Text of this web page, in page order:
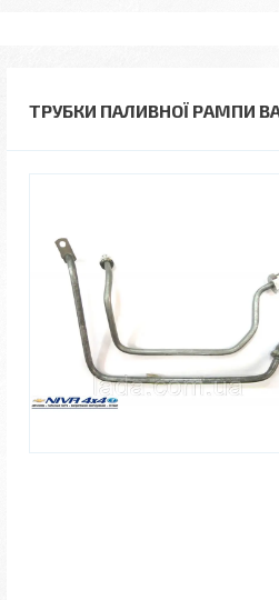
ТРУБКИ ПАЛИВНОЇ РАМПИ